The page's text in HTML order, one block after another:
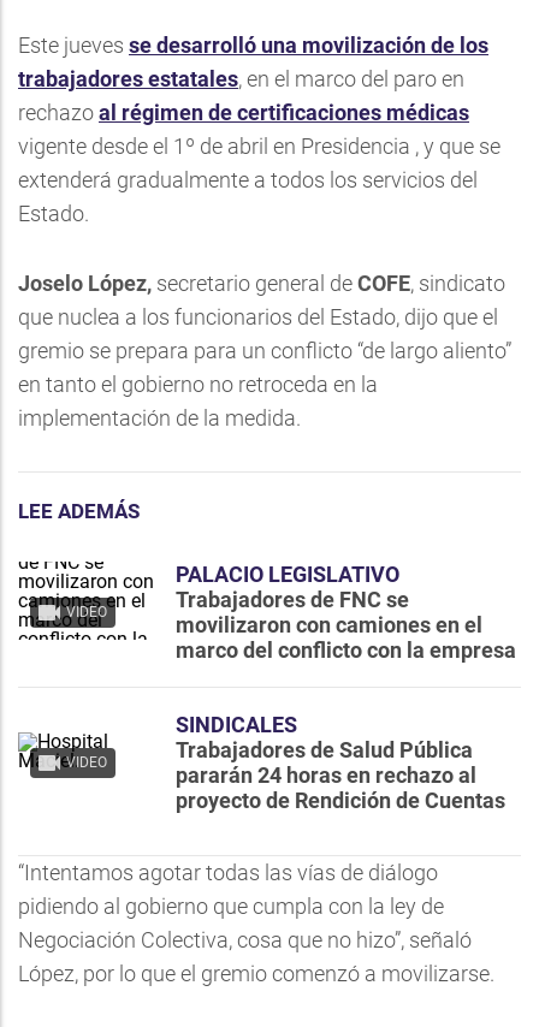
Este jueves se desarrolló una movilización de los
trabajadores estatales, en el marco del paro en
rechazoal régimen de certificaciones médicas
vigente desde el 1º de abril en Presidencia , y que se
extenderá gradualmente a todos los servicios del
Estado.
Joselo López, secretario general deCOFE, sindicato
que nuclea a los funcionarios del Estado, dijo que el
gremio se prepara para un conflicto “de largo aliento”
en tanto el gobierno no retroceda en la
implementación de la medida.
LEE ADEMÁS
VIDEO
PALACIO LEGISLATIVO
Trabajadores de FNC se
movilizaron con camiones en el
marco del conflicto con la empresa
VIDEO
SINDICALES
Trabajadores de Salud Pública
pararán 24 horas en rechazo al
proyecto de Rendición de Cuentas
“Intentamos agotar todas las vías de diálogo
pidiendo al gobierno que cumpla con la ley de
Negociación Colectiva, cosa que no hizo”, señaló
López, por lo que el gremio comenzó a movilizarse.